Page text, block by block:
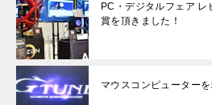
PC・デジタルフェア
賞を頂きました！
マウスコンピューター